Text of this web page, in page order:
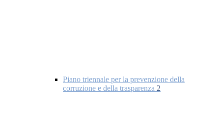
Piano triennale per la prevenzione della
corruzione e della trasparenza 2